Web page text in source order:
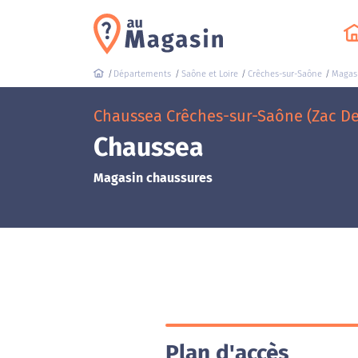
Départements Saône et Loire Crêches-sur-Saône
Chaussea Crêches-sur-Saône (Zac
Chaussea
Magasin chaussures